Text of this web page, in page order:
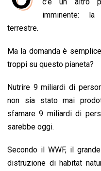
o
k
s
p
e
n
a
imminente:
terrestre.
Ma la domanda è
troppi su questo pianeta?
Nutrire 9 miliardi di
non sia stato mai
sfamare 9 miliardi di
sarebbe oggi.
Secondo il WWF, il
distruzione di habitat